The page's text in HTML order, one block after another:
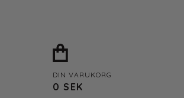
DIN VARUKORG
0 SEK